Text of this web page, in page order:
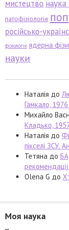
мистецтво наука
патофізіологія
російсько-
фізіологія ядерна
науки
Наталія до
Гамкало,
Михайло
Кладько,
Наталія до
пікселі ЗСУ.
Тетяна до
Olena G до
Моя наука